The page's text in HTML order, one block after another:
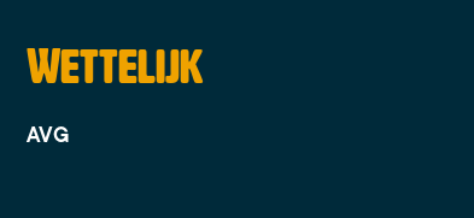
Wettelijk
AVG